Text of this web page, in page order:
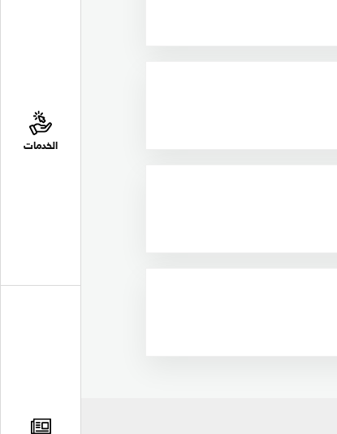
الخدمات